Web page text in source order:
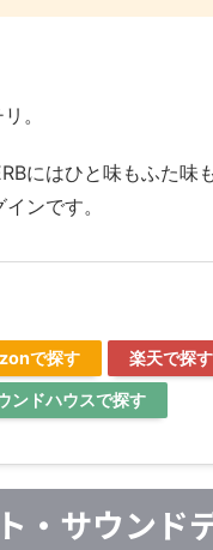
。
にはひと味もふた味
ンです。
で探す 楽天で探す
ンドハウスで探す
・サウンド